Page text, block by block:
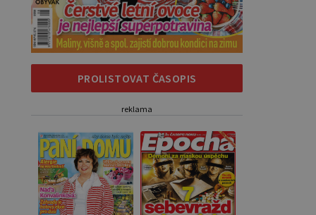
PROLISTOVAT ČASOPIS
reklama